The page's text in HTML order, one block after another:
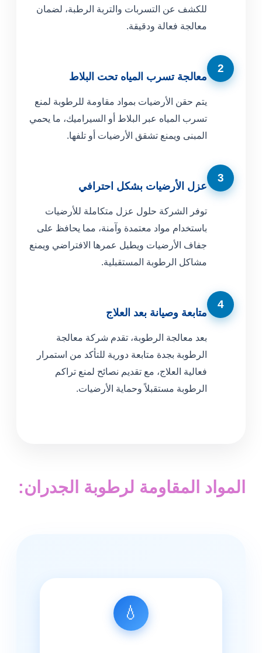
للكشف عن التسربات والتربة الرطبة، لضمان
معالجة فعالة ودقيقة.
2
معالجة تسرب المياه تحت البلاط
يتم حقن الأرضيات بمواد مقاومة للرطوبة لمنع
تسرب المياه عبر البلاط أو السيراميك، ما يحمي
المبنى ويمنع تشقق الأرضيات أو تلفها.
3
عزل الأرضيات بشكل احترافي
توفر الشركة حلول عزل متكاملة للأرضيات
باستخدام مواد معتمدة وآمنة، مما يحافظ على
جفاف الأرضيات ويطيل عمرها الافتراضي ويمنع
مشاكل الرطوبة المستقبلية.
4
متابعة وصيانة بعد العلاج
بعد معالجة الرطوبة، تقدم شركة معالجة
الرطوبة بجدة متابعة دورية للتأكد من استمرار
فعالية العلاج، مع تقديم نصائح لمنع تراكم
الرطوبة مستقبلاً وحماية الأرضيات.
المواد المقاومة لرطوبة الجدران:
💧